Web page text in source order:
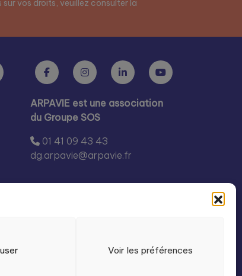
Voir les préférences
vos droits, veuillez consulter la
ARPAVIE est une association
du Groupe SOS
01 41 09 43 43
dg.arpavie@arpavie.fr